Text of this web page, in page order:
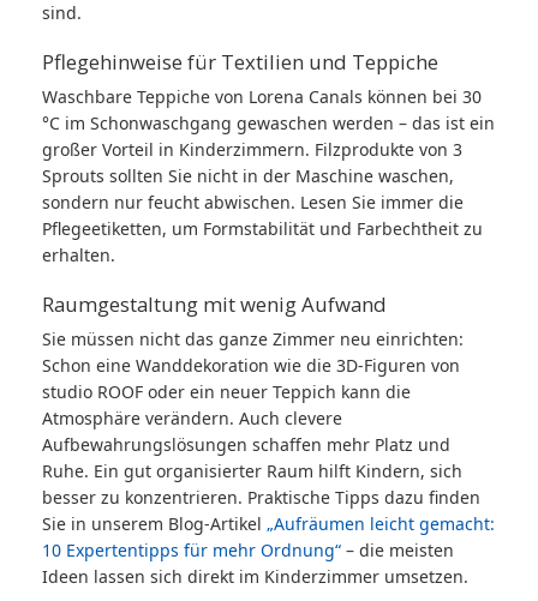
sind.
Pflegehinweise für Textilien und Teppiche
Waschbare Teppiche von Lorena Canals können bei 30
°C im Schonwaschgang gewaschen werden – das ist ein
großer Vorteil in Kinderzimmern. Filzprodukte von 3
Sprouts sollten Sie nicht in der Maschine waschen,
sondern nur feucht abwischen. Lesen Sie immer die
Pflegeetiketten, um Formstabilität und Farbechtheit zu
erhalten.
Raumgestaltung mit wenig Aufwand
Sie müssen nicht das ganze Zimmer neu einrichten:
Schon eine Wanddekoration wie die 3D-Figuren von
studio ROOF oder ein neuer Teppich kann die
Atmosphäre verändern. Auch clevere
Aufbewahrungslösungen schaffen mehr Platz und
Ruhe. Ein gut organisierter Raum hilft Kindern, sich
besser zu konzentrieren. Praktische Tipps dazu finden
Sie in unserem Blog-Artikel „Aufräumen leicht gemacht:
10 Expertentipps für mehr Ordnung“ – die meisten
Ideen lassen sich direkt im Kinderzimmer umsetzen.